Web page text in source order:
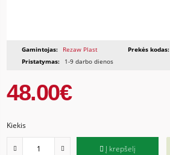
Gamintojas: Rezaw Plast Prekės kodas:
Pristatymas:
1-9 darbo dienos
48.00€
Kiekis
Į krepšelį